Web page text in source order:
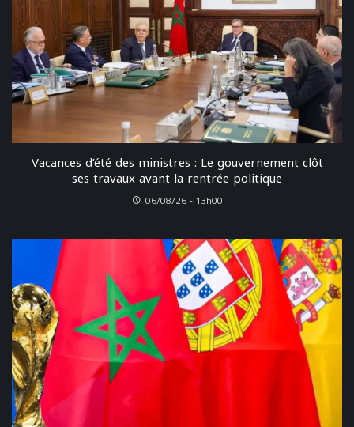
Vacances d’été des ministres : Le gouvernement clôt
ses travaux avant la rentrée politique
06/08/26 - 13h00